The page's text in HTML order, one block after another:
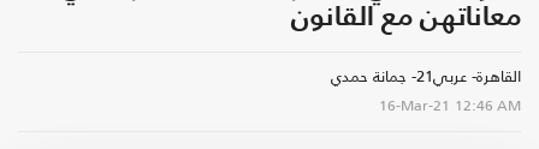
معاناتهن مع القانون
القاهرة- عربي21- جمانة حمدي
16-Mar-21 12:46 AM